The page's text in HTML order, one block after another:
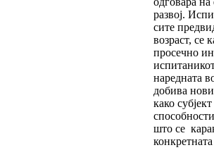
развој.
сите
возраст, се
просечно
наредната
добива
како
што се